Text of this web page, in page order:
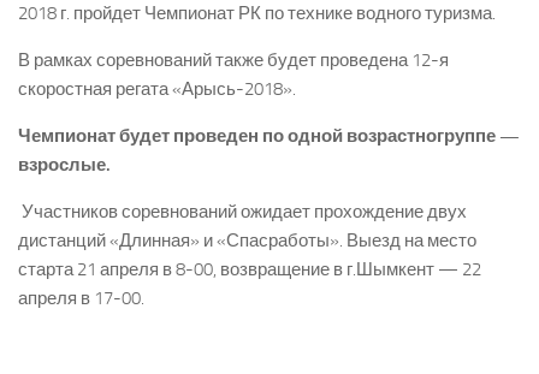
2018 г. пройдет Чемпионат РК по технике водного туризма.
В рамках соревнований также будет проведена 12-я
скоростная регата «Арысь-2018».
Чемпионат будет проведен по одной возрастногруппе —
взрослые.
Участников соревнований ожидает прохождение двух
дистанций «Длинная» и «Спасработы». Выезд на место
старта 21 апреля в 8-00, возвращение в г.Шымкент — 22
апреля в 17-00.